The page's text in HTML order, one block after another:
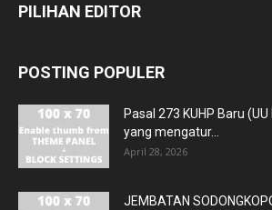
PILIHAN EDITOR
POSTING POPULER
Pasal 273 KUHP Baru
yang mengatur...
April 28, 2026
JEMBATAN